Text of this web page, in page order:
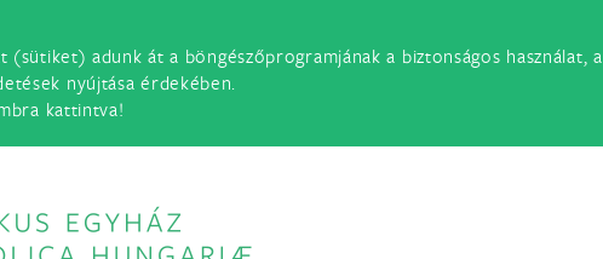
adunk át a böngészőprogramjának a biztonságos használat, a
nyújtása érdekében.
kattintva!